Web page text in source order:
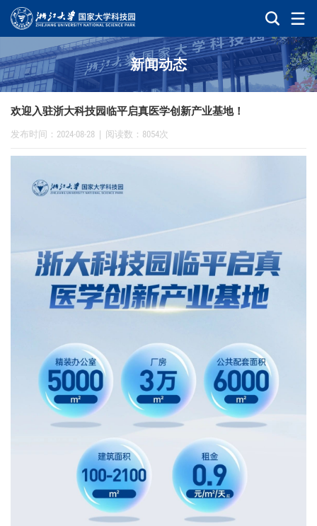
新闻动态
欢迎入驻浙大科技园临平启真医学创新产业基地！
发布时间：2024-08-28 阅读数：8054次